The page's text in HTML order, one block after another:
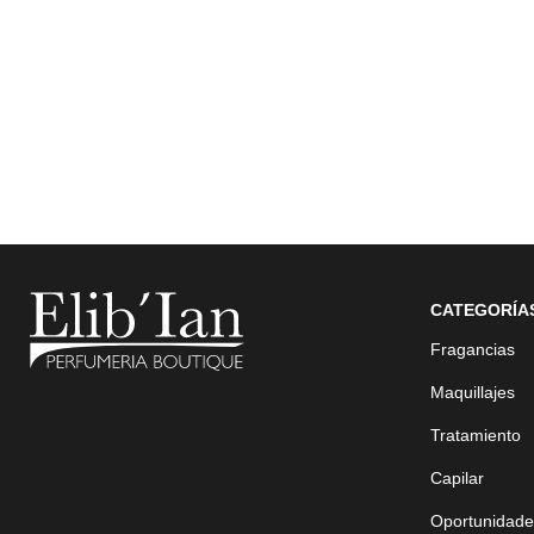
Fragancias
Maquillajes
Tratamiento
Capilar